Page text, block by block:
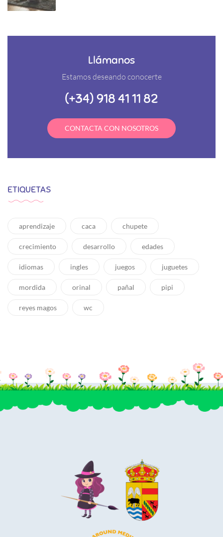
Llámanos
Estamos deseando conocerte
(+34) 918 41 11 82
CONTACTA CON NOSOTROS
ETIQUETAS
aprendizaje caca chupete
crecimiento desarrollo edades
idiomas ingles juegos juguetes
mordida orinal pañal pipi
reyes magos wc